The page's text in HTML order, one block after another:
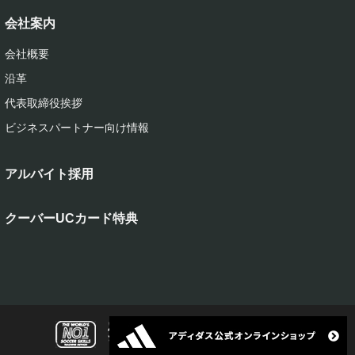
会社案内
会社概要
沿革
代表取締役挨拶
ビジネスパートナー向け情報
アルバイト採用
クーバーUCカード特典